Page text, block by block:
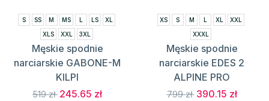
S SS M MS L LS
XL
XLS
XXL 3XL
Męskie spodnie
narciarskie GABONE-M
KILPI
519 zł 245.65 zł
XS S M L XL
XXL
XXXL
Męskie spodnie
narciarskie EDES 2
ALPINE PRO
799 zł 390.15 zł